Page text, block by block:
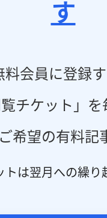
す
料会員に登録
チケット」
希望の有料記
は翌月への繰り